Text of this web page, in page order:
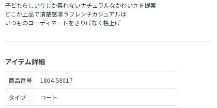
子どもらしい今しか着れないナチュラルなかわいさを提案
どこか上品で清楚感漂うフレンチカジュアルは
いつものコーディネートをさりげなく格上げ
アイテム詳細
商品番号 1804-58017
タイプ コート